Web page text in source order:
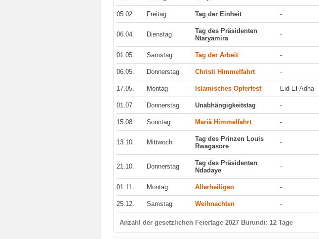
05.02. Freitag Tag der Einheit -
06.04. Dienstag
Tag des Präsidenten
Ntaryamira
-
01.05. Samstag Tag der Arbeit -
06.05. Donnerstag Christi Himmelfahrt -
17.05. Montag Islamisches Opferfest Eid El-Adha
01.07. Donnerstag Unabhängigkeitstag -
15.08. Sonntag Mariä Himmelfahrt -
13.10. Mittwoch
Tag des Prinzen Louis
Rwagasore
-
21.10. Donnerstag
Tag des Präsidenten
Ndadaye
-
01.11. Montag Allerheiligen -
25.12. Samstag Weihnachten -
Anzahl der gesetzlichen Feiertage 2027 Burundi: 12 Tage